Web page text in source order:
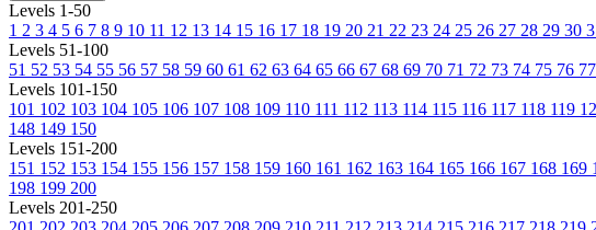
Levels 1-50
1 2 3 4 5 6 7 8 9 10 11 12 13 14 15 16 17 18 19 20 21 22 23 24 25 26 27 28 29 30
Levels 51-100
51 52 53 54 55 56 57 58 59 60 61 62 63 64 65 66 67 68 69 70 71 72 73 74 75 76 77
Levels 101-150
101 102 103 104 105 106 107 108 109 110 111 112 113 114 115 116 117 118 119
148 149 150
Levels 151-200
151 152 153 154 155 156 157 158 159 160 161 162 163 164 165 166 167 168 169
198 199 200
Levels 201-250